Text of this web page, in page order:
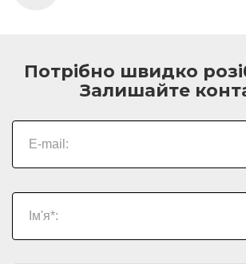
Потрібно швидко
Залишайте